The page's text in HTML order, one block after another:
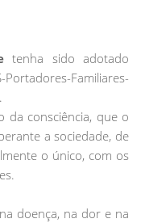
tenha sido adotado
Familiares-
da consciência, que o
a sociedade, de
o único, com os
doença, na dor e na